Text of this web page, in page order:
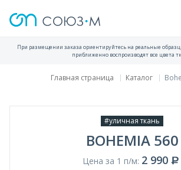
При размещении заказа ориентируйтесь на реальные
приближенно воспроизводят все цвета
Главная страница Каталог
#уличная ткань
BOHEMIA 560
Цена за 1 п/м: 2 990